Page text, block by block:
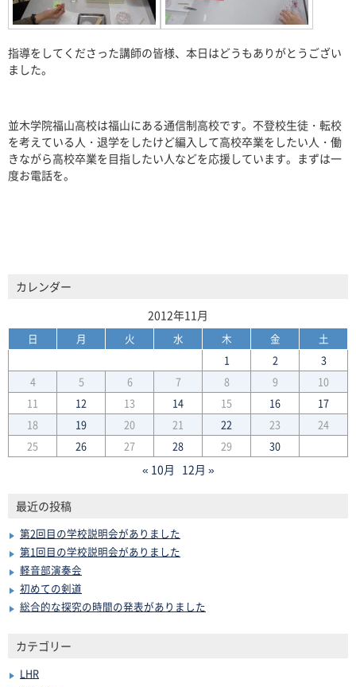
指導をしてくださった講師の皆様、本日はどうもありがとうござい
ました。
並木学院福山高校は福山にある通信制高校です。不登校生徒・転校
を考えている人・退学をしたけど編入して高校卒業をしたい人・働
きながら高校卒業を目指したい人などを応援しています。まずは一
度お電話を。
カレンダー
2012年11月
日 月 火 水 木 金
土
1
2
3
4
5 6 7 8 9
10
11
12 13 14 15 16
17
18
19 20 21 22 23
24
25
26 27 28 29 30
« 10月 12月 »
最近の投稿
第2回目の学校説明会がありました
第1回目の学校説明会がありました
軽音部演奏会
初めての剣道
総合的な探究の時間の発表がありました
カテゴリー
LHR